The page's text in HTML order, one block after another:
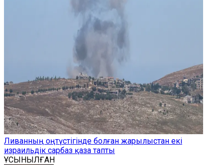
Ливанның оңтүстігінде болған жарылыстан екі
израильдік сарбаз қаза тапты
ҰСЫНЫЛҒАН